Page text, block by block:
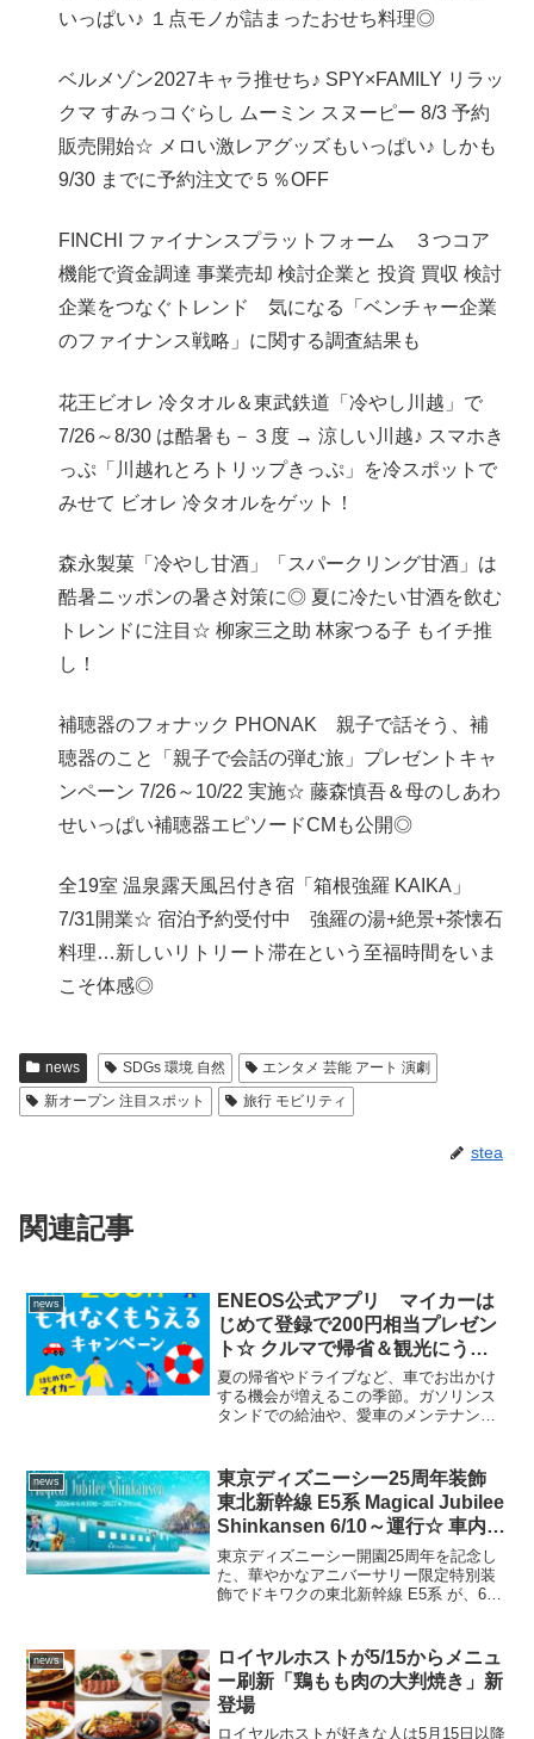
いっぱい♪ １点モノが詰まったおせち料理◎
ベルメゾン2027キャラ推せち♪ SPY×FAMILY リラッ
クマ すみっコぐらし ムーミン スヌーピー 8/3 予約
販売開始☆ メロい激レアグッズもいっぱい♪ しかも
9/30 までに予約注文で５％OFF
FINCHI ファイナンスプラットフォーム ３つコア
機能で資金調達 事業売却 検討企業と 投資 買収 検討
企業をつなぐトレンド 気になる「ベンチャー企業
のファイナンス戦略」に関する調査結果も
花王ビオレ 冷タオル＆東武鉄道「冷やし川越」で
7/26～8/30 は酷暑も－３度 → 涼しい川越♪ スマホき
っぷ「川越れとろトリップきっぷ」を冷スポットで
みせて ビオレ 冷タオルをゲット！
森永製菓「冷やし甘酒」「スパークリング甘酒」は
酷暑ニッポンの暑さ対策に◎ 夏に冷たい甘酒を飲む
トレンドに注目☆ 柳家三之助 林家つる子 もイチ推
し！
補聴器のフォナック PHONAK 親子で話そう、補
聴器のこと「親子で会話の弾む旅」プレゼントキャ
ンペーン 7/26～10/22 実施☆ 藤森慎吾＆母のしあわ
せいっぱい補聴器エピソードCMも公開◎
全19室 温泉露天風呂付き宿「箱根強羅 KAIKA」
7/31開業☆ 宿泊予約受付中 強羅の湯+絶景+茶懐石
料理…新しいリトリート滞在という至福時間をいま
こそ体感◎
news SDGs 環境 自然
エンタメ 芸能 アート 演劇
新オープン 注目スポット
旅行 モビリティ
stea
関連記事
news
ENEOS公式アプリ マイカーは
じめて登録で200円相当プレゼン
ト☆ クルマで帰省＆観光にうれ
しい新機能「マイカー複数台登
録」「燃費メモ」も追加◎
夏の帰省やドライブなど、車でお出かけ
する機会が増えるこの季節。ガソリンス
タンドでの給油や、愛車のメンテナンス
に、全国にある給油サービスステーショ
ン ENEOS が、...
news
東京ディズニーシー25周年装飾
東北新幹線 E5系 Magical Jubilee
Shinkansen 6/10～運行☆ 車内外
のあちこちにミッキーマウスやデ
ィズニーの仲間たち アクアスフ
ィア プロメテウス火山ｗ
東京ディズニーシー開園25周年を記念し
た、華やかなアニバーサリー限定特別装
飾でドキワクの東北新幹線 E5系 が、6月
Shinkansen」の運転...
news
ロイヤルホストが5/15からメニュ
ー刷新「鶏もも肉の大判焼き」新
登場
ロイヤルホストが好きな人は5月15日以降